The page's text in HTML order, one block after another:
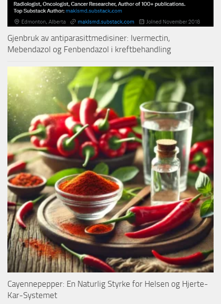
Gjenbruk av antiparasittmedisiner: Ivermectin,
Mebendazol og Fenbendazol i kreftbehandling
Cayennepepper: En Naturlig Styrke for Helsen og Hjerte-
Kar-Systemet